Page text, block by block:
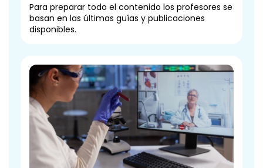
Para preparar todo el contenido los profesores se
basan en las últimas guías y publicaciones
disponibles.